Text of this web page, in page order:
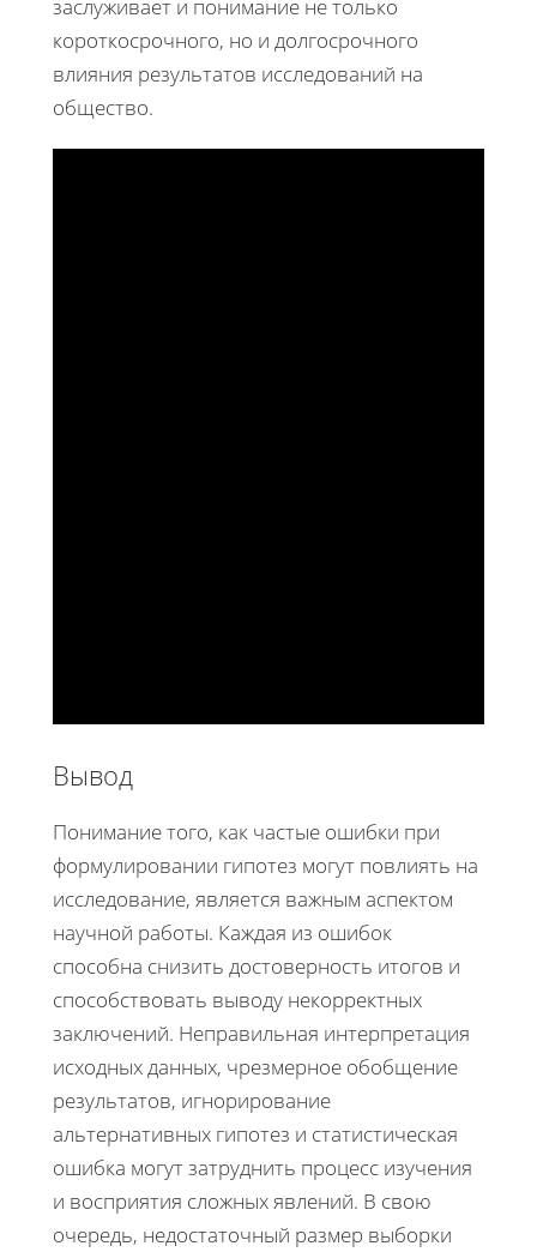
заслуживает и понимание не только
короткосрочного, но и долгосрочного
влияния результатов исследований на
общество.
Вывод
Понимание того, как частые ошибки при
формулировании гипотез могут повлиять на
исследование, является важным аспектом
научной работы. Каждая из ошибок
способна снизить достоверность итогов и
способствовать выводу некорректных
заключений. Неправильная интерпретация
исходных данных, чрезмерное обобщение
результатов, игнорирование
альтернативных гипотез и статистическая
ошибка могут затруднить процесс изучения
и восприятия сложных явлений. В свою
очередь, недостаточный размер выборки